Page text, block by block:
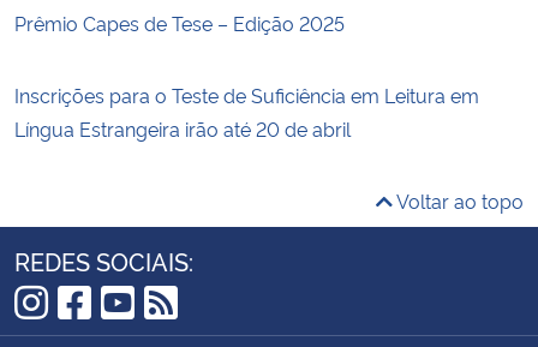
Prêmio Capes de Tese – Edição 2025
Inscrições para o Teste de Suficiência em Leitura em
Língua Estrangeira irão até 20 de abril
Voltar ao topo
REDES SOCIAIS: